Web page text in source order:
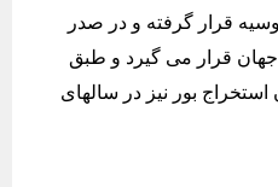
قرار گرفته و در صدر
قرار می گیرد و طبق
بور نیز در سالهای